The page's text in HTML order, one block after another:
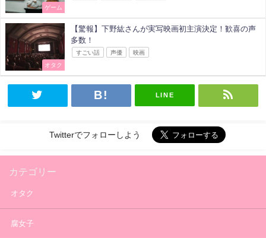
ゲーム
オタク
【驚報】下野紘さんが実写映画初主演決定！歓喜の声
多数！
すごい話 声優 映画
LINE
Twitterでフォローしよう
カテゴリー
オタク
腐女子